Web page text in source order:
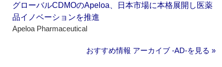
グローバルCDMOのApeloa、日本市場に本格展開し医薬
品イノベーションを推進
Apeloa Pharmaceutical
おすすめ情報 アーカイブ ‐AD‐を見る »